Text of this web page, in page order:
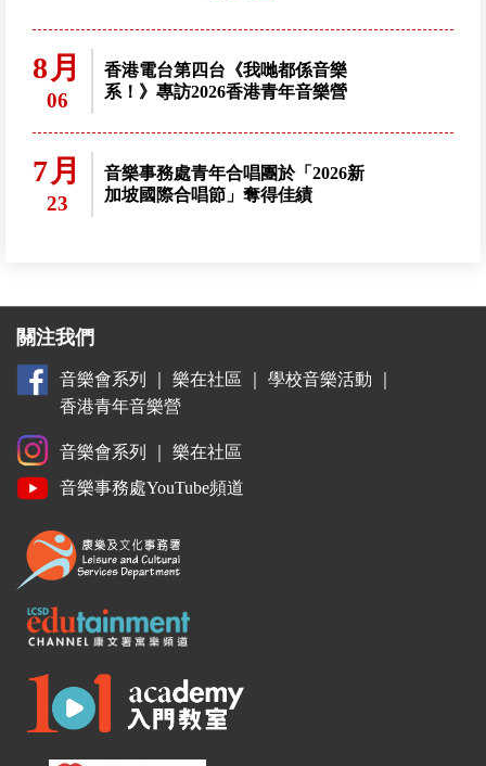
8月
06
香港電台第四台《我哋都係音樂
系！》專訪2026香港青年音樂營
7月
23
音樂事務處青年合唱團於「2026新
加坡國際合唱節」奪得佳績
關注我們
音樂會系列 樂在社區 學校音樂活動
香港青年音樂營
音樂會系列
樂在社區
音樂事務處YouTube頻道